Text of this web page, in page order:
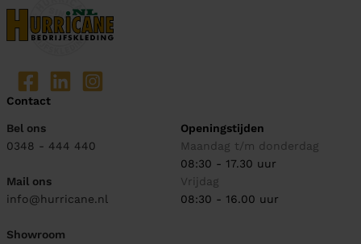
Contact
Bel ons
0348 - 444 440
Mail ons
info@hurricane.nl
Showroom
Openingstijden
Maandag t/m donderdag
08:30 - 17.30 uur
Vrijdag
08:30 - 16.00 uur